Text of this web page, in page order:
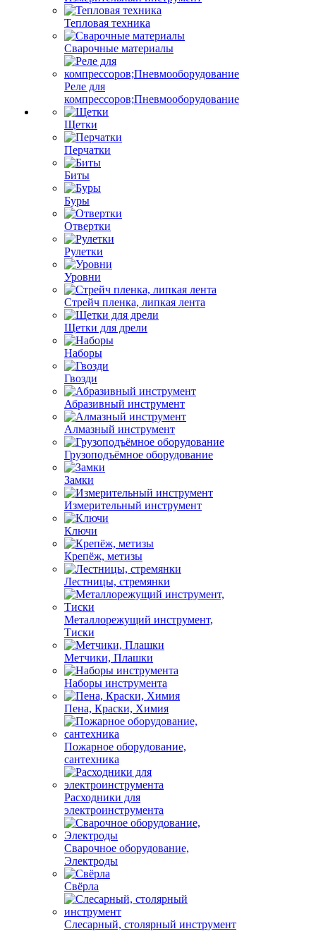
Тепловая техника
Сварочные материалы
Реле для
компрессоров;Пневмооборудование
Щетки
Перчатки
Биты
Буры
Отвертки
Рулетки
Уровни
Стрейч пленка, липкая лента
Щетки для дрели
Наборы
Гвозди
Абразивный инструмент
Алмазный инструмент
Грузоподъёмное оборудование
Замки
Измерительный инструмент
Ключи
Крепёж, метизы
Лестницы, стремянки
Металлорежущий инструмент,
Тиски
Метчики, Плашки
Наборы инструмента
Пена, Краски, Химия
Пожарное оборудование,
сантехника
Расходники для
электроинструмента
Сварочное оборудование,
Электроды
Свёрла
Слесарный, столярный инструмент